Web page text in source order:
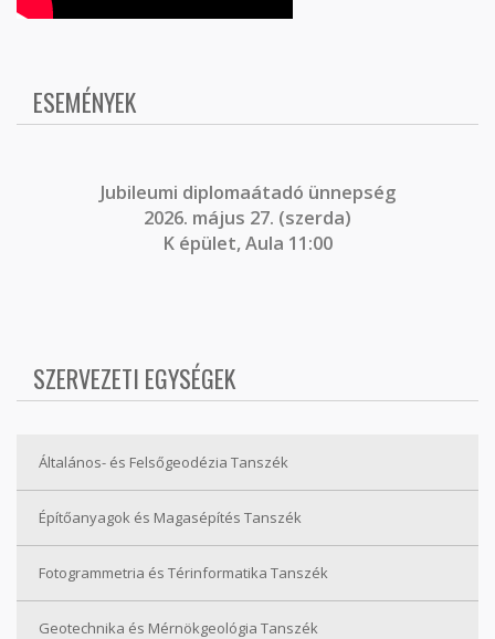
ESEMÉNYEK
Jubileumi diplomaátadó ünnepség
2026. május 27. (szerda)
K épület, Aula 11:00
SZERVEZETI EGYSÉGEK
Általános- és Felsőgeodézia Tanszék
Építőanyagok és Magasépítés Tanszék
Fotogrammetria és Térinformatika Tanszék
Geotechnika és Mérnökgeológia Tanszék